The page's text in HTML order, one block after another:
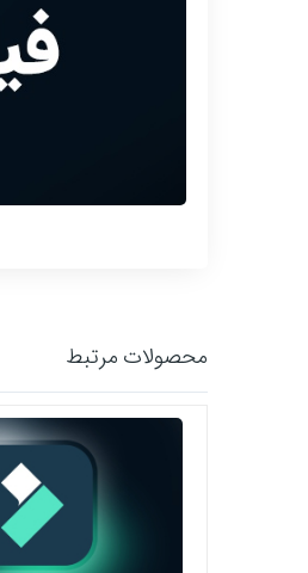
محصولات مرتبط